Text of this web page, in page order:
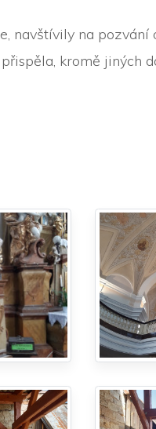
navštívily na pozvání
kromě jiných